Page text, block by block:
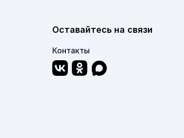
Оставайтесь на связи
Контакты